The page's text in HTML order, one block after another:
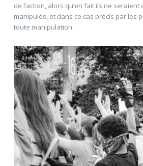
de l’action, alors qu’en fait ils ne
manipulés, et dans ce cas précis par les
toute manipulation.